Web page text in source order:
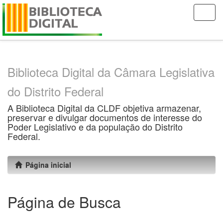
Skip
Biblioteca Digital da Câmara Legislativa
do Distrito Federal
A Biblioteca Digital da CLDF objetiva armazenar,
preservar e divulgar documentos de interesse do
Poder Legislativo e da população do Distrito
Federal.
Página inicial
Página de Busca